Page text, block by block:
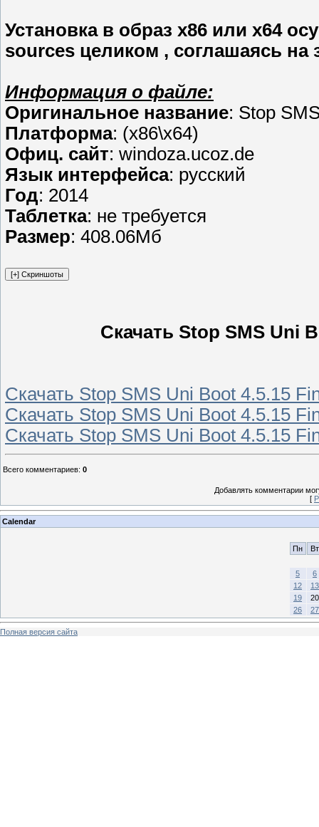
Установка в образ х86 или х64
sources целиком , соглашаясь на
Информация о файле:
Оригинальное название: Stop
Платформа: (x86\x64)
Офиц. сайт: windoza.ucoz.de
Язык интерфейса: русский
Год: 2014
Таблетка: не требуется
Размер: 408.06Мб
Скачать Stop SMS Uni
Скачать Stop SMS Uni Boot 4.5.15
Скачать Stop SMS Uni Boot 4.5.15
Скачать Stop SMS Uni Boot 4.5.15
Всего комментариев: 0
Добавлять комментарии
[
Calendar
Пн Вт
5
6
12
13
19
20
26
27
Полная версия сайта